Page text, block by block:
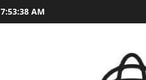
7:53:39 AM